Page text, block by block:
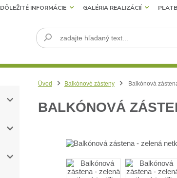
DÔLEŽITÉ INFORMÁCIE GALÉRIA REALIZÁCIÍ
Úvod Balkónové zásteny Balkónová
BALKÓNOVÁ